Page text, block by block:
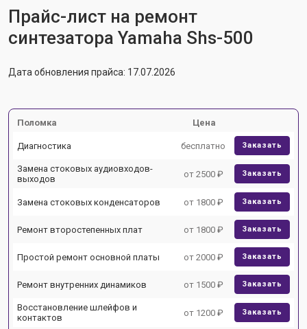
Прайс-лист на ремонт
синтезатора Yamaha Shs-500
Дата обновления прайса: 17.07.2026
Поломка Цена
Диагностика бесплатно Заказать
Замена стоковых аудиовходов-
выходов
от 2500 ₽ Заказать
Замена стоковых конденсаторов от 1800 ₽ Заказать
Ремонт второстепенных плат от 1800 ₽ Заказать
Простой ремонт основной платы от 2000 ₽ Заказать
Ремонт внутренних динамиков от 1500 ₽ Заказать
Восстановление шлейфов и
контактов
от 1200 ₽ Заказать